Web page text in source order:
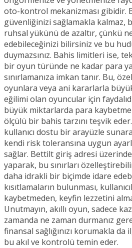
oto-kontrol mekanizması gibidir.
güvenliğinizi sağlamakla kalmaz,
ruhsal yükünü de azaltır, çünkü
edebileceğinizi bilirsiniz ve bu
duymazsınız. Bahis limitleri ise,
bir oyun türünde ne kadar para
sınırlamanıza imkan tanır. Bu,
oyunlara veya ani kararlarla
eğilimi olan oyuncular için
büyük miktarlarda para
ölçülü bir bahis tarzını teşvik
kullanıcı dostu bir arayüzle
kendi risk toleransına uygun
sağlar. Bettilt giriş adresi
yaparak, bu sınırları
daha idrakli bir biçimde idare
kısıtlamaların bulunması,
kaybetmeden, keyfin lezzetini
Unutmayın, akıllı oyun, sadece
zamanda ne zaman durmanız
finansal sağlığınızı korumakla da
bu akıl ve kontrolü temin eder.